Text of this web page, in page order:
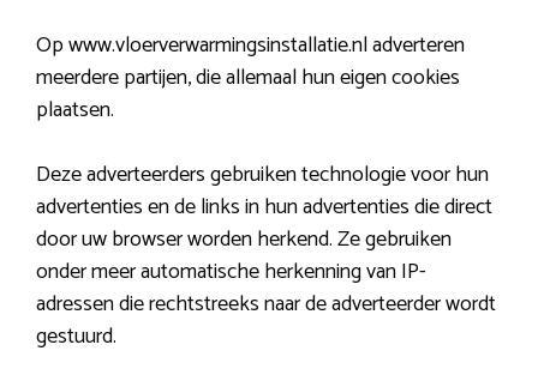
Op www.vloerverwarmingsinstallatie.nl adverteren
meerdere partijen, die allemaal hun eigen cookies
plaatsen.
Deze adverteerders gebruiken technologie voor hun
advertenties en de links in hun advertenties die direct
door uw browser worden herkend. Ze gebruiken
onder meer automatische herkenning van IP-
adressen die rechtstreeks naar de adverteerder wordt
gestuurd.